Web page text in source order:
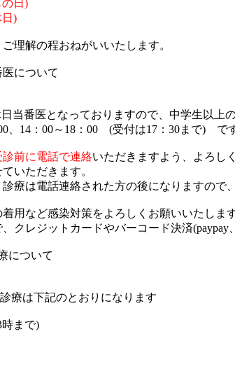
日)
)
理解の程おねがいいたします。
について
当番医となっておりますので、中学生以上
、14：00～18：00 (受付は17：30まで) で
診前に電話で連絡いただきますよう、よろし
いただきます。
療は電話連絡された方の後になりますので
用など感染対策をよろしくお願いいたします
クレジットカードやバーコード決済
について
療は下記のとおりになります
まで)